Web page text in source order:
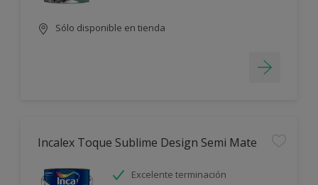
Sólo disponible en tienda
Incalex Toque Sublime Design Semi Mate
Excelente terminación